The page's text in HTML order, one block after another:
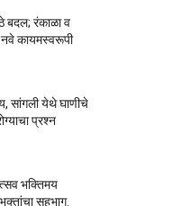
बदल; रंकाळा व
नवे कायमस्वरूपी
सांगली येथे घाणीचे
प्रश्न
भक्तिमय
सहभाग.